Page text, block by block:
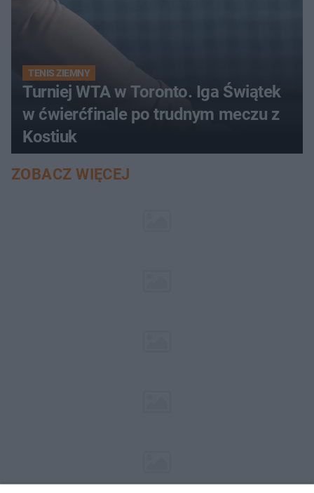
TENIS ZIEMNY
Turniej WTA w Toronto. Iga Świątek
w ćwierćfinale po trudnym meczu z
Kostiuk
ZOBACZ WIĘCEJ